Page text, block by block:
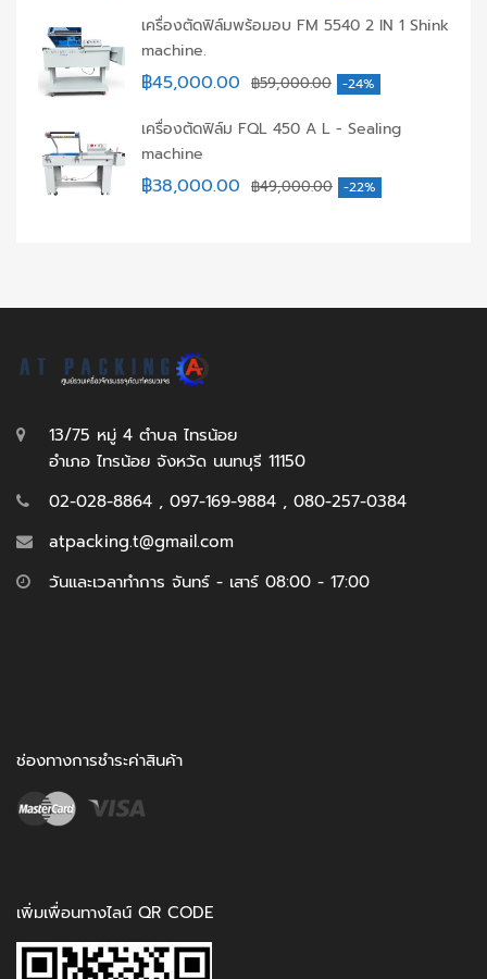
เครื่องตัดฟิล์มพร้อมอบ FM 5540 2 IN 1 Shink
machine.
฿59,000.00
฿45,000.00 -24%
เครื่องตัดฟิล์ม FQL 450 A L - Sealing
machine
฿49,000.00
฿38,000.00 -22%
13/75 หมู่ 4 ตำบล ไทรน้อย
อำเภอ ไทรน้อย จังหวัด นนทบุรี 11150
02-028-8864 , 097-169-9884 , 080-257-0384
atpacking.t@gmail.com
วันและเวลาทำการ จันทร์ - เสาร์ 08:00 - 17:00
ช่องทางการชำระค่าสินค้า
เพิ่มเพื่อนทางไลน์ QR CODE